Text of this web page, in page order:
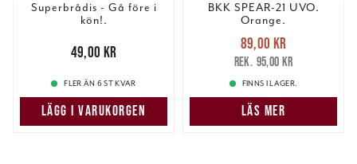
Superbrådis - Gå före i
kön!.
49,00 kr
49,00 kr
FLER ÄN 6 ST KVAR
LÄGG I VARUKORGEN
BKK SPEAR-21 UVO.
Orange.
Nuvarande pris
89,00 krTidigare pris
95,00 kr
89,00 kr
95,00 kr
FINNS I LAGER.
LÄS MER